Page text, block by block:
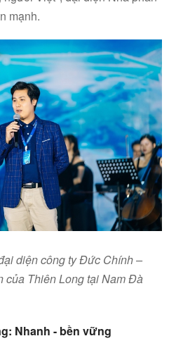
mạnh.
diện công ty Đức Chính –
của Thiên Long tại Nam Đà
Nhanh - bền vững